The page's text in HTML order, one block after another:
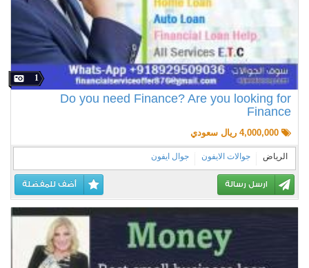
1
Do you need Finance? Are you looking for
Finance
الرياض جوالات الايفون جوال ايفون
ارسل رسالة أضف للمفضلة